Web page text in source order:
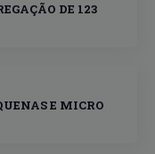
DE 123
E MICRO